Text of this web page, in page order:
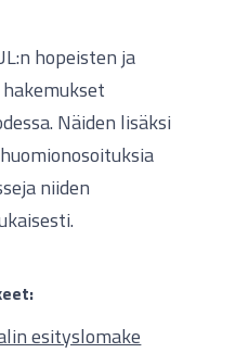
hopeisten ja
Näiden lisäksi
niiden
esityslomake